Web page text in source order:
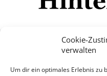
Cookie-
verwalten
Um dir ein optimales Erlebnis zu